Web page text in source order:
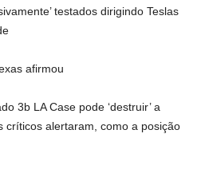
testados dirigindo Teslas
afirmou
3b LA Case pode ‘destruir’ a
críticos alertaram, como a posição